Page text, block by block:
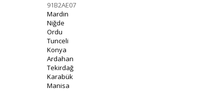
91B2AE07
Mardin
Niğde
Ordu
Tunceli
Konya
Ardahan
Tekirdağ
Karabük
Manisa